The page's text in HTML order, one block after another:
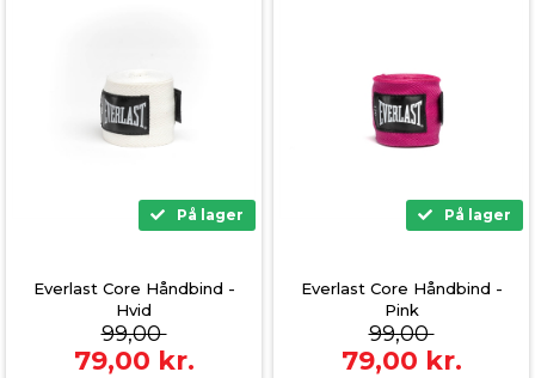
På lager
Everlast Core Håndbind -
Hvid
99,00
79,00 kr.
På lager
Everlast Core Håndbind -
Pink
99,00
79,00 kr.